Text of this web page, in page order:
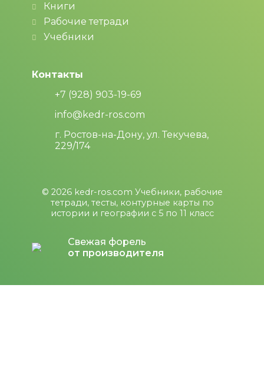
Книги
Рабочие тетради
Учебники
Контакты
+7 (928) 903-19-69
info@kedr-ros.com
г. Ростов-на-Дону, ул. Текучева,
229/174
© 2026 kedr-ros.com Учебники, рабочие
тетради, тесты, контурные карты по
истории и географии с 5 по 11 класс
Свежая форель
от производителя